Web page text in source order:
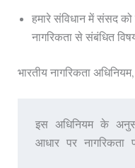
हमारे संविधान में संसद को
नागरिकता से संबंधित
भारतीय नागरिकता
इस अधिनियम के
आधार पर नागरिकता